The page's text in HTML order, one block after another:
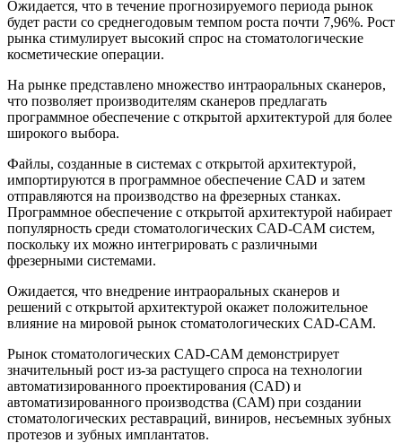
Ожидается, что в течение прогнозируемого периода рынок
будет расти со среднегодовым темпом роста почти 7,96%. Рост
рынка стимулирует высокий спрос на стоматологические
косметические операции.
На рынке представлено множество интраоральных сканеров,
что позволяет производителям сканеров предлагать
программное обеспечение с открытой архитектурой для более
широкого выбора.
Файлы, созданные в системах с открытой архитектурой,
импортируются в программное обеспечение CAD и затем
отправляются на производство на фрезерных станках.
Программное обеспечение с открытой архитектурой набирает
популярность среди стоматологических CAD-CAM систем,
поскольку их можно интегрировать с различными
фрезерными системами.
Ожидается, что внедрение интраоральных сканеров и
решений с открытой архитектурой окажет положительное
влияние на мировой рынок стоматологических CAD-CAM.
Рынок стоматологических CAD-CAM демонстрирует
значительный рост из-за растущего спроса на технологии
автоматизированного проектирования (CAD) и
автоматизированного производства (CAM) при создании
стоматологических реставраций, виниров, несъемных зубных
протезов и зубных имплантатов.